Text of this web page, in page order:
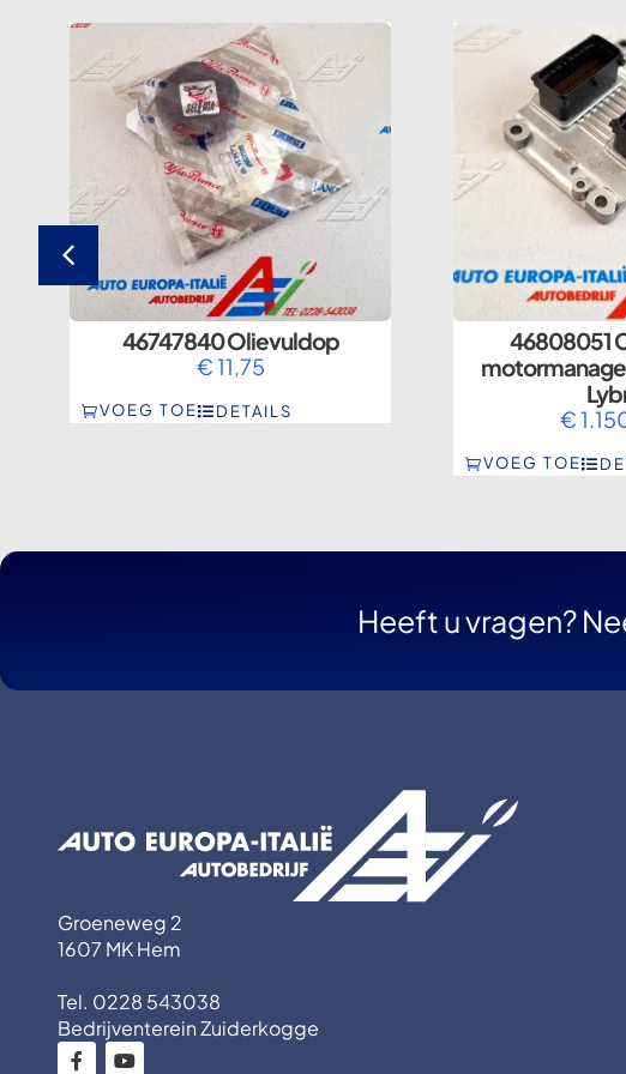
46747840 Olievuldop
€11,75
VOEG TOE DETAILS
46808051
€
VOEG TOE
Heeft u vragen?
Groeneweg 2
1607 MK Hem
Tel. 0228 543038
Bedrijventerein Zuiderkogge